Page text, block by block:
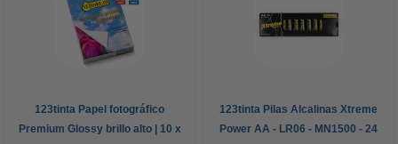
123tinta Papel fotográfico
Premium Glossy brillo alto | 10 x
123tinta Pilas Alcalinas Xtreme
Power AA - LR06 - MN1500 - 24